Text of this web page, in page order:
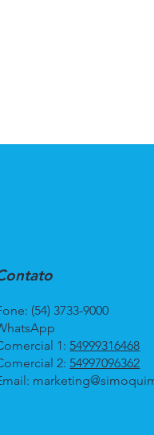
(54) 3733-9000
1: 54999316468
2: 54997096362